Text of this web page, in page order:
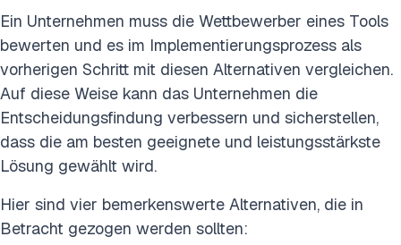
Ein Unternehmen muss die Wettbewerber eines Tools
bewerten und es im Implementierungsprozess als
vorherigen Schritt mit diesen Alternativen vergleichen.
Auf diese Weise kann das Unternehmen die
Entscheidungsfindung verbessern und sicherstellen,
dass die am besten geeignete und leistungsstärkste
Lösung gewählt wird.
Hier sind vier bemerkenswerte Alternativen, die in
Betracht gezogen werden sollten: